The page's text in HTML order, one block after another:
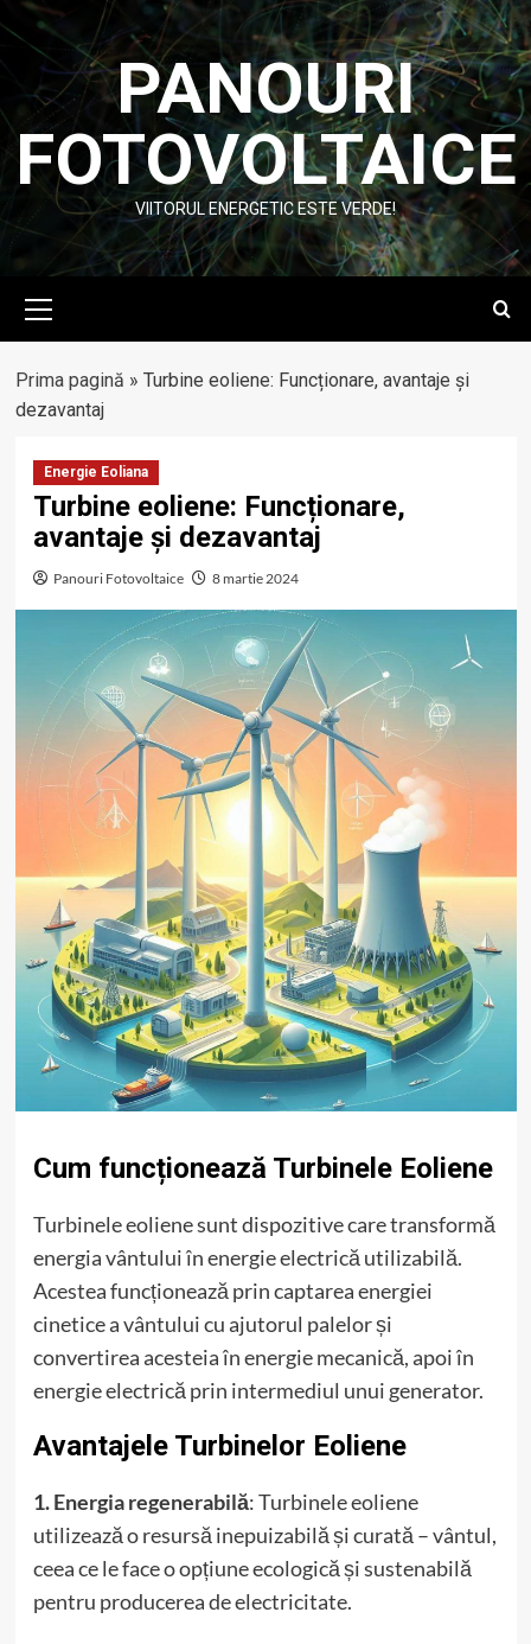
Skip
to
content
PANOURI
FOTOVOLTAICE
VIITORUL ENERGETIC ESTE VERDE!
Menu
Prima pagină » Turbine eoliene: Funcționare, avantaje și
dezavantaj
Energie Eoliana
Turbine eoliene: Funcționare,
avantaje și dezavantaj
Panouri Fotovoltaice 8 martie 2024
Cum funcționează Turbinele Eoliene
Turbinele eoliene sunt dispozitive care transformă
energia vântului în energie electrică utilizabilă.
Acestea funcționează prin captarea energiei
cinetice a vântului cu ajutorul palelor și
convertirea acesteia în energie mecanică, apoi în
energie electrică prin intermediul unui generator.
Avantajele Turbinelor Eoliene
1. Energia regenerabilă: Turbinele eoliene
utilizează o resursă inepuizabilă și curată – vântul,
ceea ce le face o opțiune ecologică și sustenabilă
pentru producerea de electricitate.